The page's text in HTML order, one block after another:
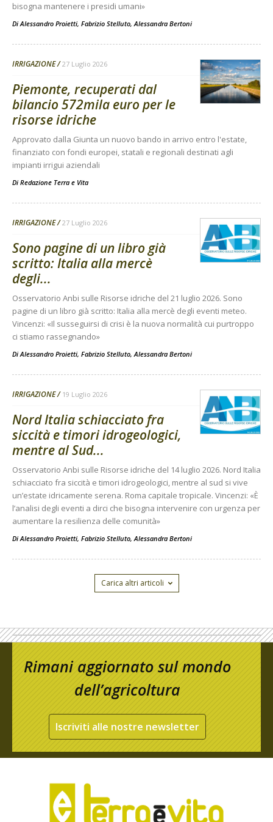
bisogna mantenere i presidi umani»
DiAlessandro Proietti, Fabrizio Stelluto, Alessandra Bertoni
IRRIGAZIONE 27 Luglio 2026
Piemonte, recuperati dal
bilancio 572mila euro per le
risorse idriche
Approvato dalla Giunta un nuovo bando in arrivo entro l'estate,
finanziato con fondi europei, statali e regionali destinati agli
impianti irrigui aziendali
Di Redazione Terra e Vita
IRRIGAZIONE 27 Luglio 2026
Sono pagine di un libro già
scritto: Italia alla mercè
degli...
Osservatorio Anbi sulle Risorse idriche del 21 luglio 2026. Sono
pagine di un libro già scritto: Italia alla mercè degli eventi meteo.
Vincenzi: «Il susseguirsi di crisi è la nuova normalità cui purtroppo
ci stiamo rassegnando»
DiAlessandro Proietti, Fabrizio Stelluto, Alessandra Bertoni
IRRIGAZIONE 19 Luglio 2026
Nord Italia schiacciato fra
siccità e timori idrogeologici,
mentre al Sud...
Osservatorio Anbi sulle Risorse idriche del 14 luglio 2026. Nord Italia
schiacciato fra siccità e timori idrogeologici, mentre al sud si vive
un’estate idricamente serena. Roma capitale tropicale. Vincenzi: «È
l’analisi degli eventi a dirci che bisogna intervenire con urgenza per
aumentare la resilienza delle comunità»
DiAlessandro Proietti, Fabrizio Stelluto, Alessandra Bertoni
Carica altri articoli
Rimani aggiornato sul mondo
dell’agricoltura
Iscriviti alle nostre newsletter